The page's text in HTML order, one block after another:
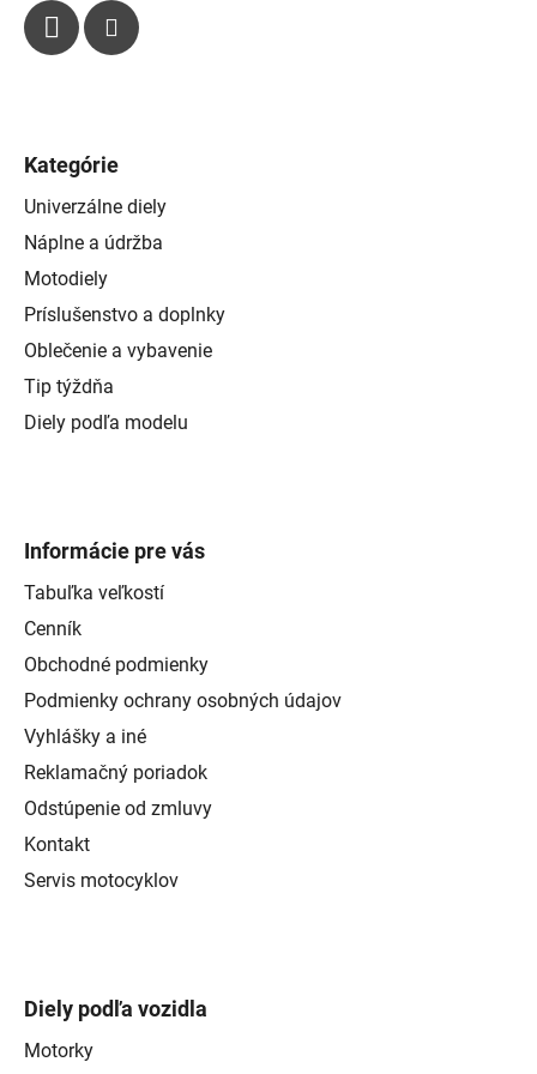
Kategórie
Univerzálne diely
Náplne a údržba
Motodiely
Príslušenstvo a doplnky
Oblečenie a vybavenie
Tip týždňa
Diely podľa modelu
Informácie pre vás
Tabuľka veľkostí
Cenník
Obchodné podmienky
Podmienky ochrany osobných údajov
Vyhlášky a iné
Reklamačný poriadok
Odstúpenie od zmluvy
Kontakt
Servis motocyklov
Diely podľa vozidla
Motorky